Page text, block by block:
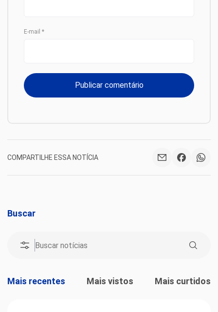
E-mail *
COMPARTILHE ESSA NOTÍCIA
Buscar
Mais recentes Mais vistos Mais curtidos